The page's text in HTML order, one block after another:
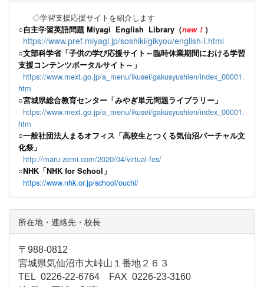
◇学習支援応援サイトを紹介します
○自主学習英語問題 Miyagi English Library（new！ ）
https://www.pref.miyagi.jp/soshiki/gikyou/english-l.html
○文部科学省「子供の学び応援サイト～臨時休業期間における学習
支援コンテンツポータルサイト～」
https://www.mext.go.jp/a_menu/ikusei/gakusyushien/index_00001.
htm
○宮城県総合教育センター「みやぎ単元問題ライブラリー」
https://www.mext.go.jp/a_menu/ikusei/gakusyushien/index_00001.
htm
○一般社団法人まるオフィス「高校生とつくる気仙沼バーチャル文
化祭」
http://maru-zemi.com/2020/04/virtual-fes/
○NHK「NHK for School」
https://www.nhk.or.jp/school/ouchi/
所在地・連絡先・校長
〒988-0812
宮城県気仙沼市大峠山１番地２６３
TEL 0226-22-6764 FAX 0226-23-3160